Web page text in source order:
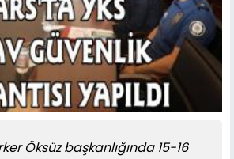
Öksüz başkanlığında 15-16